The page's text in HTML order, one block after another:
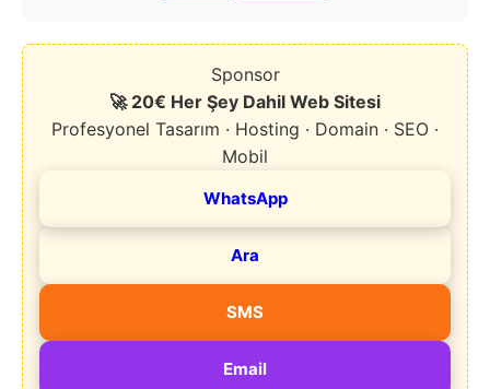
Sponsor
🚀 20€ Her Şey Dahil Web Sitesi
Profesyonel Tasarım · Hosting · Domain · SEO ·
Mobil
WhatsApp
Ara
SMS
Email